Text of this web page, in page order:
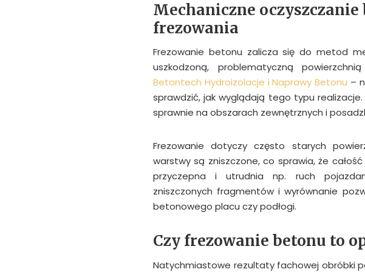
Mechaniczne oczyszczanie
frezowania
Frezowanie betonu zalicza się do metod
uszkodzoną, problematyczną
Betontech Hydroizolacje i Naprawy Betonu –
sprawdzić, jak wyglądają tego typu
sprawnie na obszarach zewnętrznych i
Frezowanie dotyczy często starych
warstwy są zniszczone, co sprawia, że
przyczepna i utrudnia np. ruch
zniszczonych fragmentów i wyrównanie
betonowego placu czy podłogi.
Czy frezowanie betonu to
Natychmiastowe rezultaty fachowej obróbki